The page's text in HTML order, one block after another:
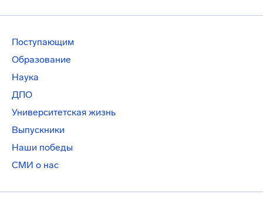
Поступающим
Образование
Наука
ДПО
Университетская жизнь
Выпускники
Наши победы
СМИ о нас